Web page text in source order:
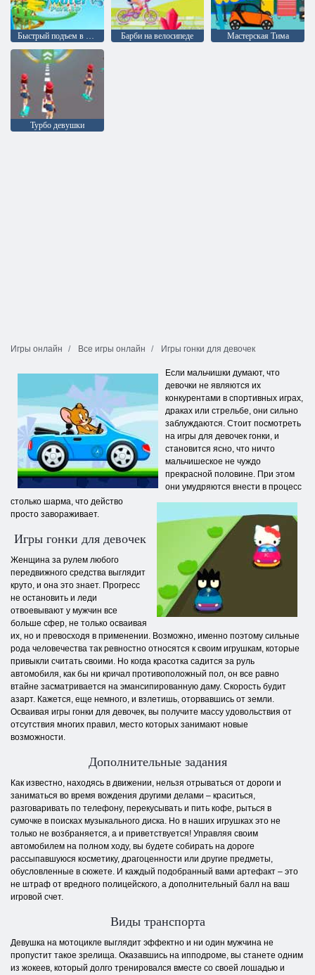
Барби на велосипеде Мастерская Тима
Турбо девушки
Игры онлайн Все игры онлайн Игры гонки для девочек
Если мальчишки думают, что
девочки не являются их
конкурентами в спортивных играх,
драках или стрельбе, они сильно
заблуждаются. Стоит посмотреть
на игры для девочек гонки, и
становится ясно, что ничто
мальчишеское не чуждо
прекрасной половине. При этом
они умудряются внести в процесс
столько шарма, что действо
просто завораживает.
Игры гонки для девочек
Женщина за рулем любого
передвижного средства выглядит
круто, и она это знает. Прогресс
не остановить и леди
отвоевывают у мужчин все
больше сфер, не только осваивая
их, но и превосходя в применении. Возможно, именно поэтому сильные
рода человечества так ревностно относятся к своим игрушкам, которые
привыкли считать своими. Но когда красотка садится за руль
автомобиля, как бы ни кричал противоположный пол, он все равно
втайне засматривается на эмансипированную даму. Скорость будит
азарт. Кажется, еще немного, и взлетишь, оторвавшись от земли.
Осваивая игры гонки для девочек, вы получите массу удовольствия от
отсутствия многих правил, место которых занимают новые
возможности.
Дополнительные задания
Как известно, находясь в движении, нельзя отрываться от дороги и
заниматься во время вождения другими делами – краситься,
разговаривать по телефону, перекусывать и пить кофе, рыться в
сумочке в поисках музыкального диска. Но в наших игрушках это не
только не возбраняется, а и приветствуется! Управляя своим
автомобилем на полном ходу, вы будете собирать на дороге
рассыпавшуюся косметику, драгоценности или другие предметы,
обусловленные в сюжете. И каждый подобранный вами артефакт – это
не штраф от вредного полицейского, а дополнительный балл на ваш
игровой счет.
Виды транспорта
Девушка на мотоцикле выглядит эффектно и ни один мужчина не
пропустит такое зрелища. Оказавшись на ипподроме, вы станете одним
из жокеев, который долго тренировался вместе со своей лошадью и